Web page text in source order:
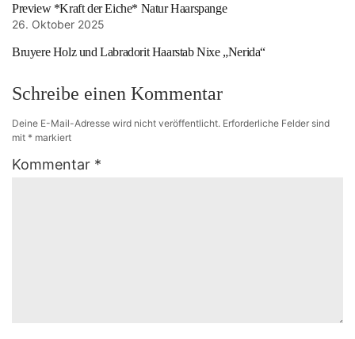
Preview *Kraft der Eiche* Natur Haarspange
26. Oktober 2025
Bruyere Holz und Labradorit Haarstab Nixe „Nerida“
Schreibe einen Kommentar
Deine E-Mail-Adresse wird nicht veröffentlicht. Erforderliche Felder sind
mit * markiert
Kommentar *